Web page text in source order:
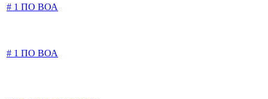
# 1 ПО ВОА
# 1 ПО ВОА